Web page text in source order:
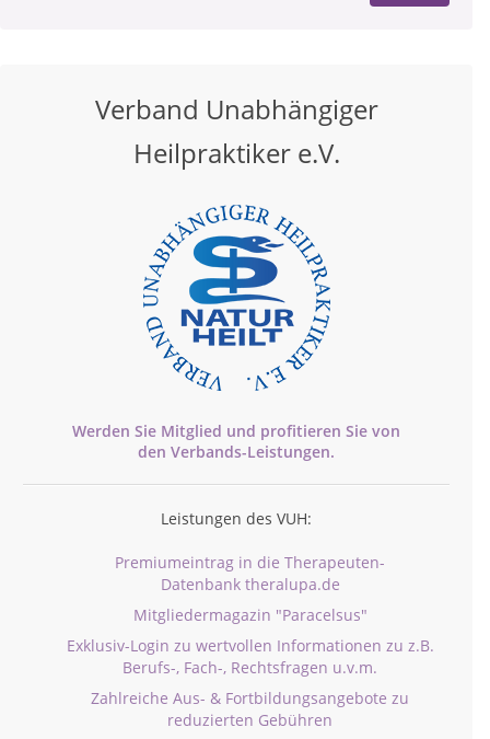
Verband Unabhängiger
Heilpraktiker e.V.
Werden Sie Mitglied und profitieren Sie von
den Verbands-Leistungen.
Leistungen des VUH:
Premiumeintrag in die Therapeuten-
Datenbank theralupa.de
Mitgliedermagazin "Paracelsus"
Exklusiv-Login zu wertvollen Informationen zu z.B.
Berufs-, Fach-, Rechtsfragen u.v.m.
Zahlreiche Aus- & Fortbildungsangebote zu
reduzierten Gebühren